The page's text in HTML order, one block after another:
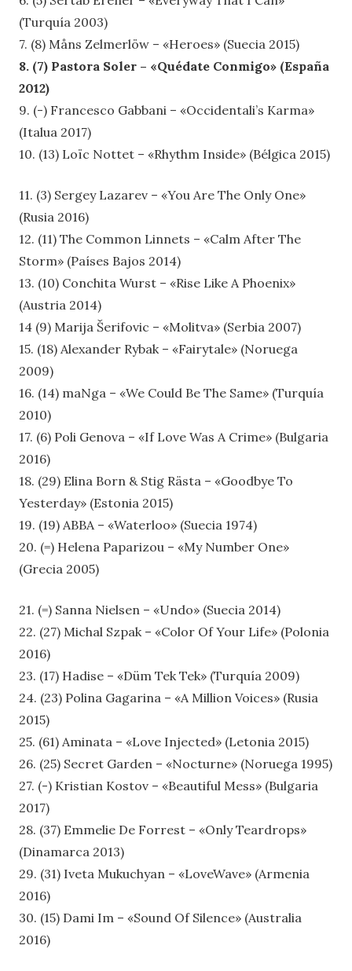
(Turquía 2003)
7. (8) Måns Zelmerlöw – «Heroes» (Suecia 2015)
8. (7) Pastora Soler – «Quédate Conmigo» (España
2012)
9. (-) Francesco Gabbani – «Occidentali’s Karma»
(Italua 2017)
10. (13) Loïc Nottet – «Rhythm Inside» (Bélgica 2015)
11. (3) Sergey Lazarev – «You Are The Only One»
(Rusia 2016)
12. (11) The Common Linnets – «Calm After The
Storm» (Países Bajos 2014)
13. (10) Conchita Wurst – «Rise Like A Phoenix»
(Austria 2014)
14 (9) Marija Šerifovic – «Molitva» (Serbia 2007)
15. (18) Alexander Rybak – «Fairytale» (Noruega
2009)
16. (14) maNga – «We Could Be The Same» (Turquía
2010)
17. (6) Poli Genova – «If Love Was A Crime» (Bulgaria
2016)
18. (29) Elina Born & Stig Rästa – «Goodbye To
Yesterday» (Estonia 2015)
19. (19) ABBA – «Waterloo» (Suecia 1974)
20. (=) Helena Paparizou – «My Number One»
(Grecia 2005)
21. (=) Sanna Nielsen – «Undo» (Suecia 2014)
22. (27) Michal Szpak – «Color Of Your Life» (Polonia
2016)
23. (17) Hadise – «Düm Tek Tek» (Turquía 2009)
24. (23) Polina Gagarina – «A Million Voices» (Rusia
2015)
25. (61) Aminata – «Love Injected» (Letonia 2015)
26. (25) Secret Garden – «Nocturne» (Noruega 1995)
27. (-) Kristian Kostov – «Beautiful Mess» (Bulgaria
2017)
28. (37) Emmelie De Forrest – «Only Teardrops»
(Dinamarca 2013)
29. (31) Iveta Mukuchyan – «LoveWave» (Armenia
2016)
30. (15) Dami Im – «Sound Of Silence» (Australia
2016)